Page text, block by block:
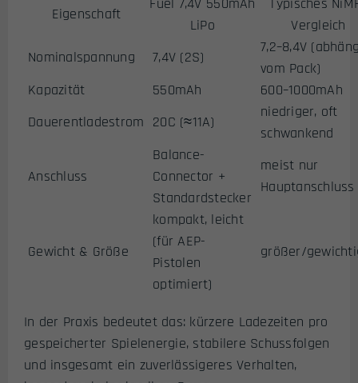
Eigenschaft
LiPo
Vergleich
Nominalspannung
7,4V (2S)
7,2–8,4V
vom Pack)
Kapazität
550mAh
600–1000mAh
Dauerentladestrom 20C (≈11A)
niedriger, oft
schwankend
Anschluss
Balance-
Connector +
Standardstecker
meist nur
Hauptanschluss
Gewicht & Größe
kompakt, leicht
(für AEP-
Pistolen
optimiert)
größer/
In der Praxis bedeutet das: kürzere Ladezeiten pro
gespeicherter Spielenergie, stabilere Schussfolgen
und insgesamt ein zuverlässigeres Verhalten,